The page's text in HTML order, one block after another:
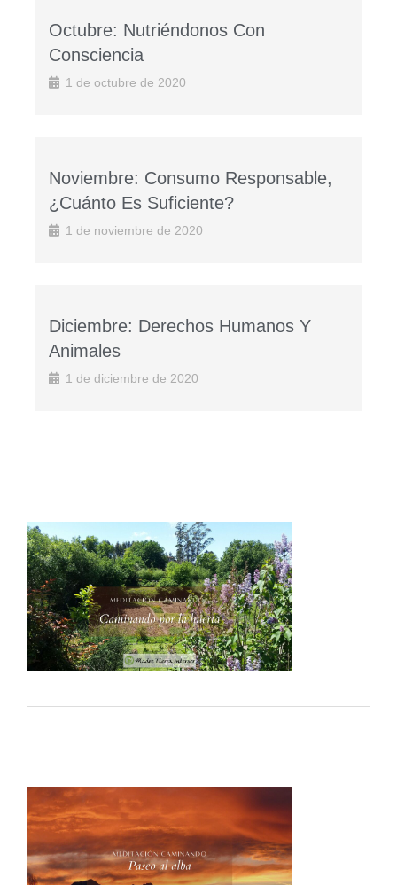
Octubre: Nutriéndonos Con
Consciencia
1 de octubre de 2020
Noviembre: Consumo Responsable,
¿cuánto Es Suficiente?
1 de noviembre de 2020
Diciembre: Derechos Humanos Y
Animales
1 de diciembre de 2020